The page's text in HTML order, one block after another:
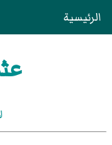
الرئيسية